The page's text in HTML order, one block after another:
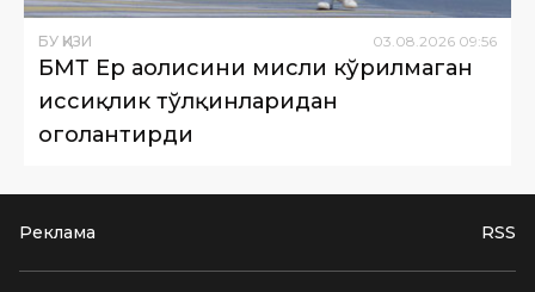
БУ ҚИЗИҚ 03.08.2026 09:56
БМТ Ер аҳолисини мисли кўрилмаган
иссиқлик тўлқинларидан
огоҳлантирди
Реклама RSS